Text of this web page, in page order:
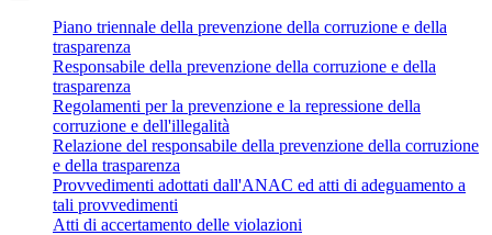
Piano triennale della prevenzione della corruzione e della
trasparenza
Responsabile della prevenzione della corruzione e della
trasparenza
Regolamenti per la prevenzione e la repressione della
corruzione e dell'illegalità
Relazione del responsabile della prevenzione della corruzione
e della trasparenza
Provvedimenti adottati dall'ANAC ed atti di adeguamento a
tali provvedimenti
Atti di accertamento delle violazioni